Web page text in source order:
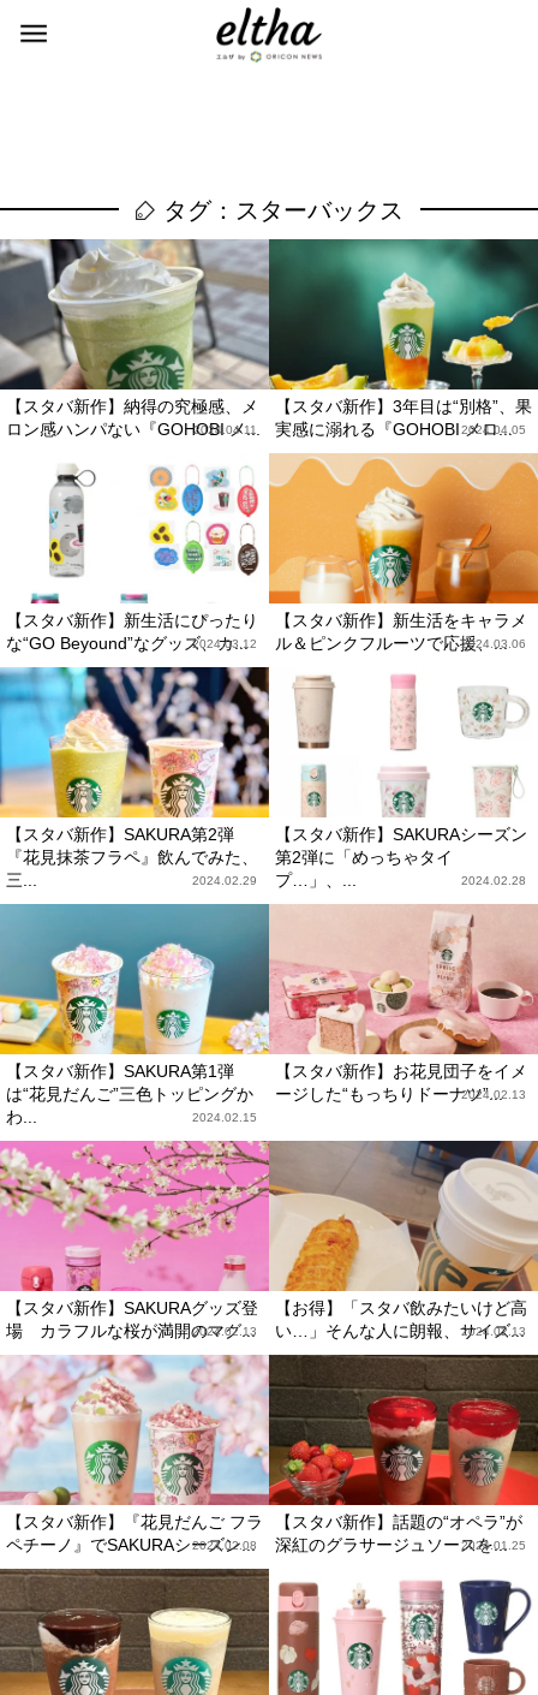
タグ：スターバックス
【スタバ新作】納得の究極感、メ
ロン感ハンパない『GOHOBI メ...
2024.04.11
【スタバ新作】3年目は“別格”、果
実感に溺れる『GOHOBI メロ...
2024.04.05
【スタバ新作】新生活にぴったり
な“GO Beyound”なグッズ、カ...
2024.03.12
【スタバ新作】新生活をキャラメ
ル＆ピンクフルーツで応援、...
2024.03.06
【スタバ新作】SAKURA第2弾
『花見抹茶フラペ』飲んでみた、
三...
2024.02.29
【スタバ新作】SAKURAシーズン
第2弾に「めっちゃタイ
プ…」、...
2024.02.28
【スタバ新作】SAKURA第1弾
は“花見だんご”三色トッピングか
わ...
2024.02.15
【スタバ新作】お花見団子をイメ
ージした“もっちりドーナツ”...
2024.02.13
【スタバ新作】SAKURAグッズ登
場 カラフルな桜が満開のマグ...
2024.02.13
【お得】「スタバ飲みたいけど高
い…」そんな人に朗報、サイズ...
2024.02.13
【スタバ新作】『花見だんご フラ
ペチーノ』でSAKURAシーズン...
2024.02.08
【スタバ新作】話題の“オペラ”が
深紅のグラサージュソースを...
2024.01.25